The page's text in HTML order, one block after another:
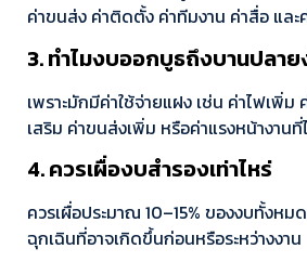
ค่าขนส่ง ค่าติดตั้ง ค่าทีมงาน ค่าสื่อ และ
3. ทำไมงบออกบูธถึงบานปลาย
เพราะมักมีค่าใช้จ่ายแฝง เช่น ค่าไฟเพิ่
เสริม ค่าขนส่งเพิ่ม หรือค่าแรงหน้างาน
4. ควรเผื่องบสำรองเท่าไหร่
ควรเผื่อประมาณ 10–15% ของงบทั้งหม
ฉุกเฉินที่อาจเกิดขึ้นก่อนหรือระหว่างงาน